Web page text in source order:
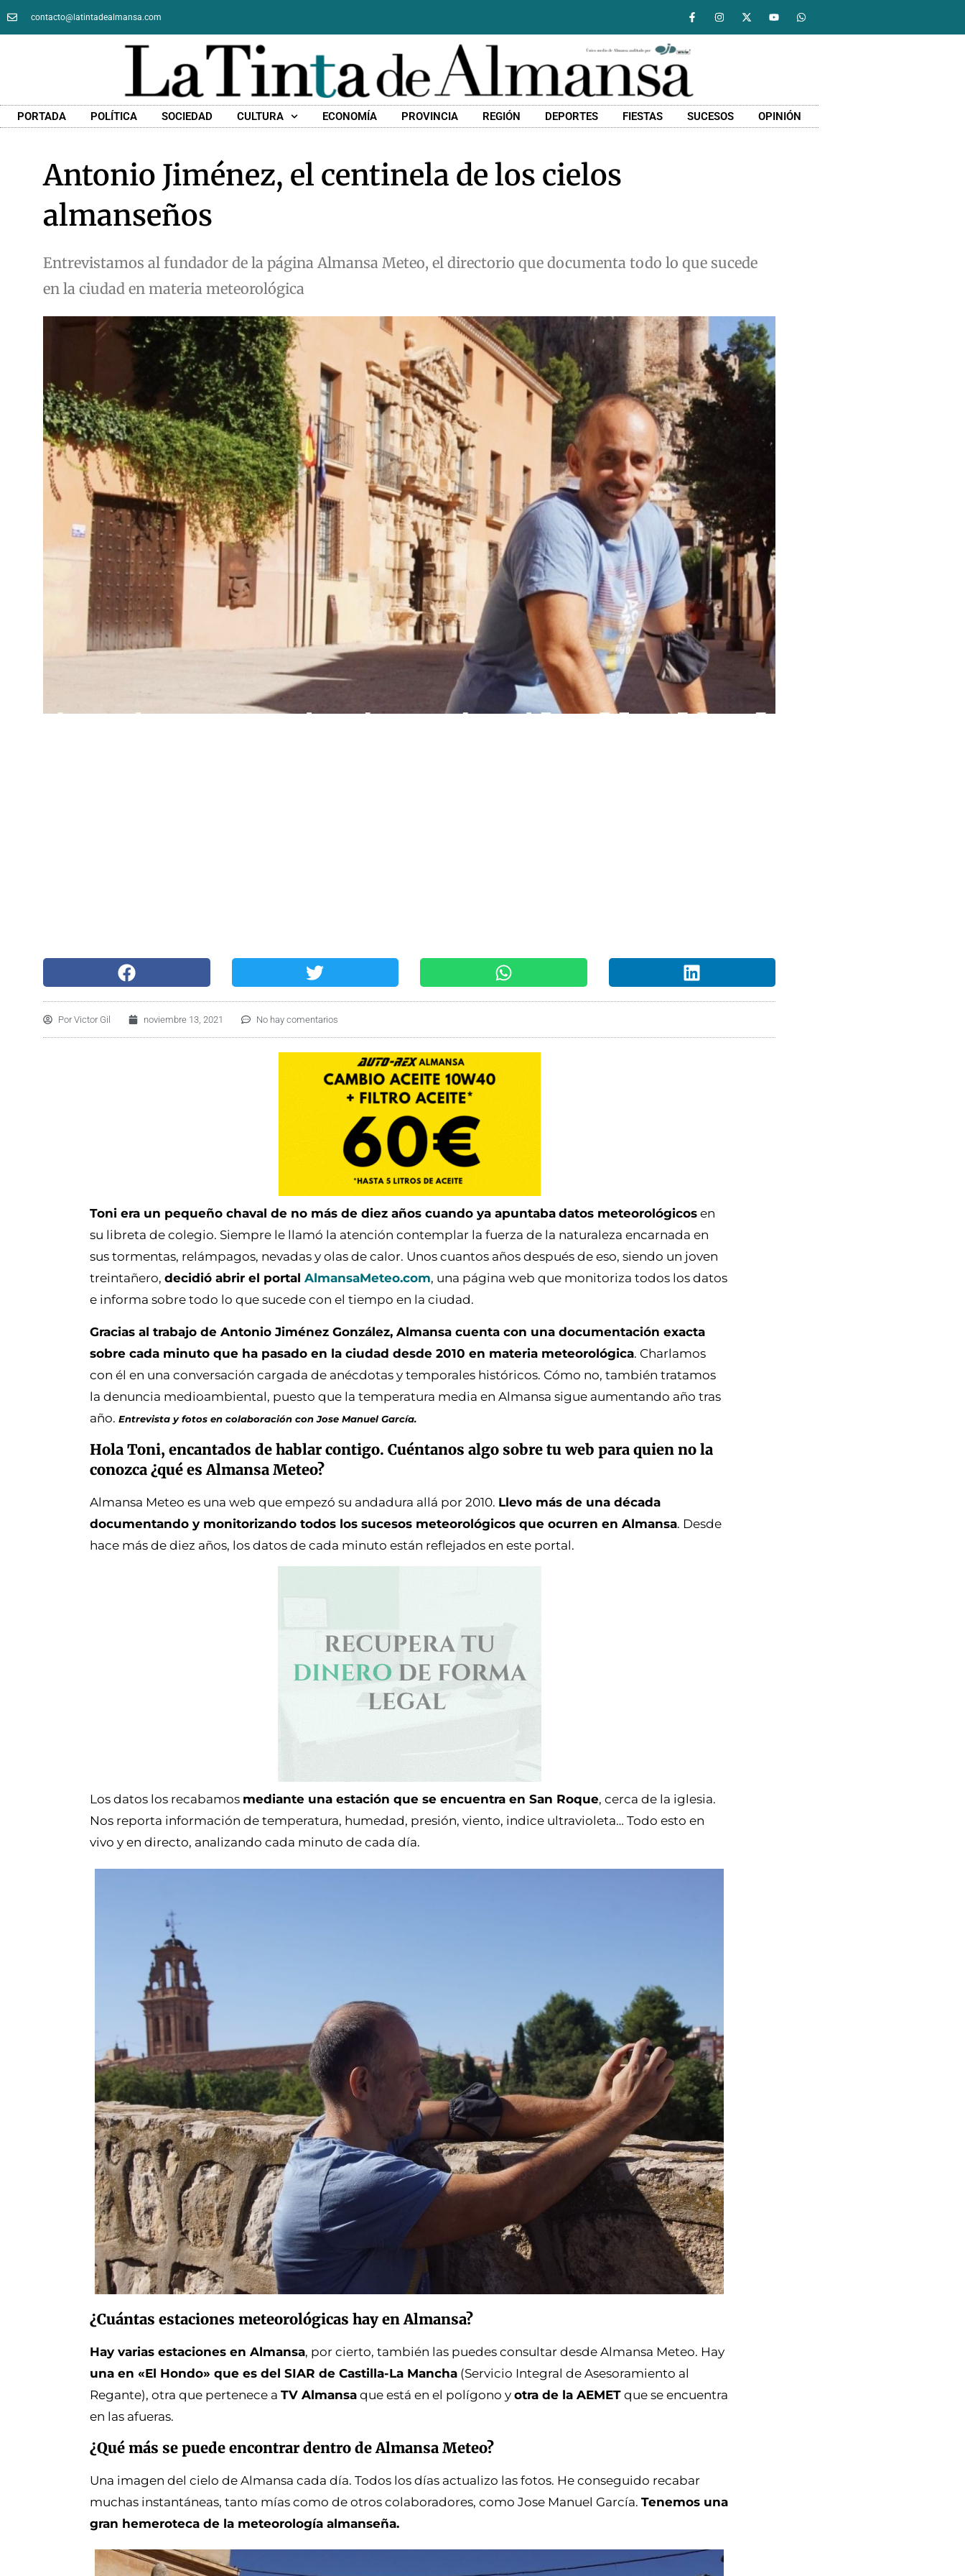
contacto@latintadealmansa.com
PORTADA POLÍTICA SOCIEDAD CULTURA ECONOMÍA PROVINCIA REGIÓN DEPORTES FIESTAS SUCESOS OPINIÓN
Antonio Jiménez, el centinela de los cielos
almanseños
Entrevistamos al fundador de la página Almansa Meteo, el directorio que documenta todo lo que sucede
en la ciudad en materia meteorológica
Por Victor Gil noviembre 13, 2021 No hay comentarios
Toni era un pequeño chaval de no más de diez años cuando ya apuntaba datos meteorológicos en
su libreta de colegio. Siempre le llamó la atención contemplar la fuerza de la naturaleza encarnada en
sus tormentas, relámpagos, nevadas y olas de calor. Unos cuantos años después de eso, siendo un joven
treintañero, decidió abrir el portal AlmansaMeteo.com, una página web que monitoriza todos los datos
e informa sobre todo lo que sucede con el tiempo en la ciudad.
Gracias al trabajo de Antonio Jiménez González, Almansa cuenta con una documentación exacta
sobre cada minuto que ha pasado en la ciudad desde 2010 en materia meteorológica. Charlamos
con él en una conversación cargada de anécdotas y temporales históricos. Cómo no, también tratamos
la denuncia medioambiental, puesto que la temperatura media en Almansa sigue aumentando año tras
año. Entrevista y fotos en colaboración con Jose Manuel García.
Hola Toni, encantados de hablar contigo. Cuéntanos algo sobre tu web para quien no la
conozca ¿qué es Almansa Meteo?
Almansa Meteo es una web que empezó su andadura allá por 2010. Llevo más de una década
documentando y monitorizando todos los sucesos meteorológicos que ocurren en Almansa. Desde
hace más de diez años, los datos de cada minuto están reflejados en este portal.
Los datos los recabamos mediante una estación que se encuentra en San Roque, cerca de la iglesia.
Nos reporta información de temperatura, humedad, presión, viento, indice ultravioleta… Todo esto en
vivo y en directo, analizando cada minuto de cada día.
¿Cuántas estaciones meteorológicas hay en Almansa?
Hay varias estaciones en Almansa, por cierto, también las puedes consultar desde Almansa Meteo. Hay
una en «El Hondo» que es del SIAR de Castilla-La Mancha (Servicio Integral de Asesoramiento al
Regante), otra que pertenece a TV Almansa que está en el polígono y otra de la AEMET que se encuentra
en las afueras.
¿Qué más se puede encontrar dentro de Almansa Meteo?
Una imagen del cielo de Almansa cada día. Todos los días actualizo las fotos. He conseguido recabar
muchas instantáneas, tanto mías como de otros colaboradores, como Jose Manuel García. Tenemos una
gran hemeroteca de la meteorología almanseña.